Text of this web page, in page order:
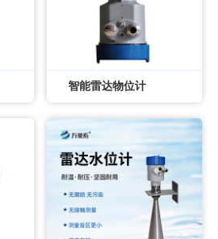
智能雷达物位计